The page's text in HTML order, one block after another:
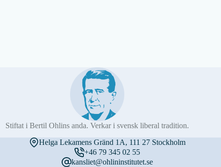
Stiftat i Bertil Ohlins anda. Verkar i svensk liberal tradition.
Helga Lekamens Gränd 1A, 111 27 Stockholm
+46 79 345 02 55
kansliet@ohlininstitutet.se